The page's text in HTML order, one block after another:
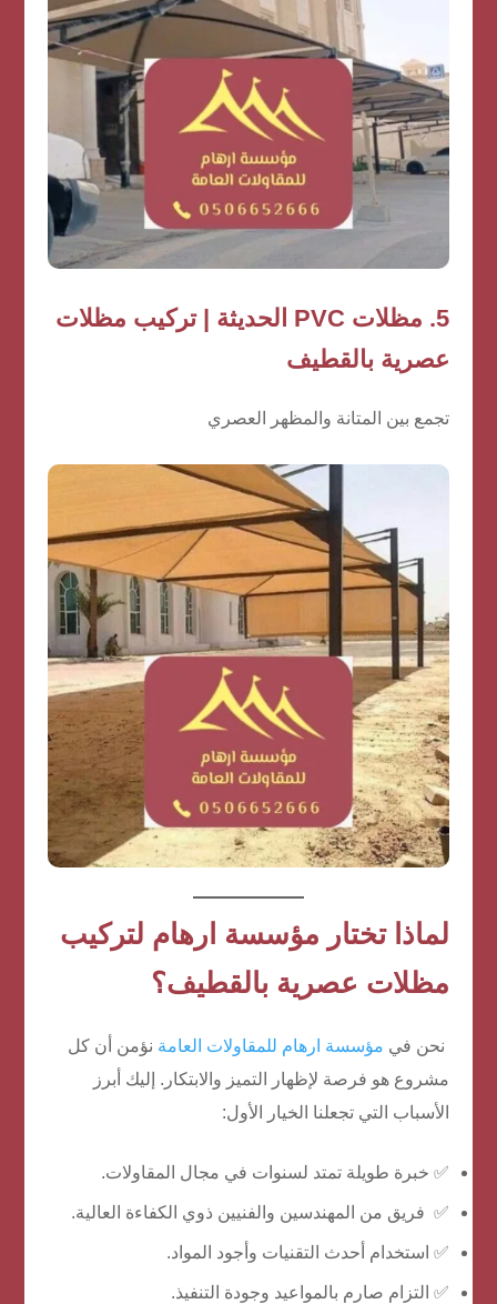
5.
مظلات PVC الحديثة | تركيب مظلات
عصرية بالقطيف
تجمع بين المتانة والمظهر العصري
لماذا تختار مؤسسة ارهام لتركيب
مظلات عصرية بالقطيف؟
نحن في مؤسسة ارهام للمقاولات العامة نؤمن أن كل
مشروع هو فرصة لإظهار التميز والابتكار. إليك أبرز
الأسباب التي تجعلنا الخيار الأول:
✅ خبرة طويلة تمتد لسنوات في مجال المقاولات.
✅ فريق من المهندسين والفنيين ذوي الكفاءة العالية.
✅ استخدام أحدث التقنيات وأجود المواد.
✅ التزام صارم بالمواعيد وجودة التنفيذ.